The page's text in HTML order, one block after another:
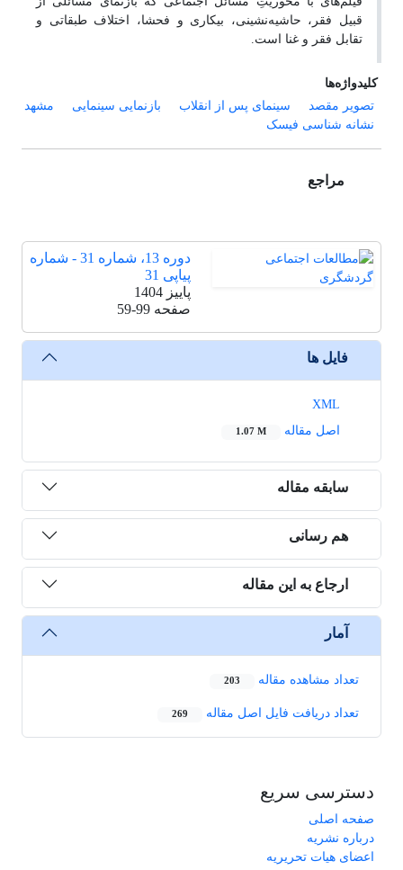
قبیل فقر، حاشیه‌نشینی، بیکاری و فحشا، اختلاف طبقاتی و
تقابل فقر و غنا است.
کلیدواژه‌ها
تصویر مقصد
سینمای پس از انقلاب بازنمایی سینمایی
مشهد
نشانه شناسی فیسک
مراجع
دوره 13، شماره 31 - شماره
پیاپی 31
پاییز 1404
صفحه 59-99
فایل ها
اصل مقاله
1.07 M
سابقه مقاله
هم رسانی
ارجاع به این مقاله
آمار
تعداد مشاهده مقاله 203
تعداد دریافت فایل اصل مقاله 269
دسترسی سریع
صفحه اصلی
درباره نشریه
اعضای هیات تحریریه